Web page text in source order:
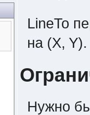
LineTo
на (X, Y).
Нужно